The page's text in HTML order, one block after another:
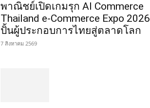
พาณิชย์เปิดเกมรุก AI Commerce
Thailand e-Commerce Expo 2026
ปั้นผู้ประกอบการไทยสู่ตลาดโลก
7 สิงหาคม 2569